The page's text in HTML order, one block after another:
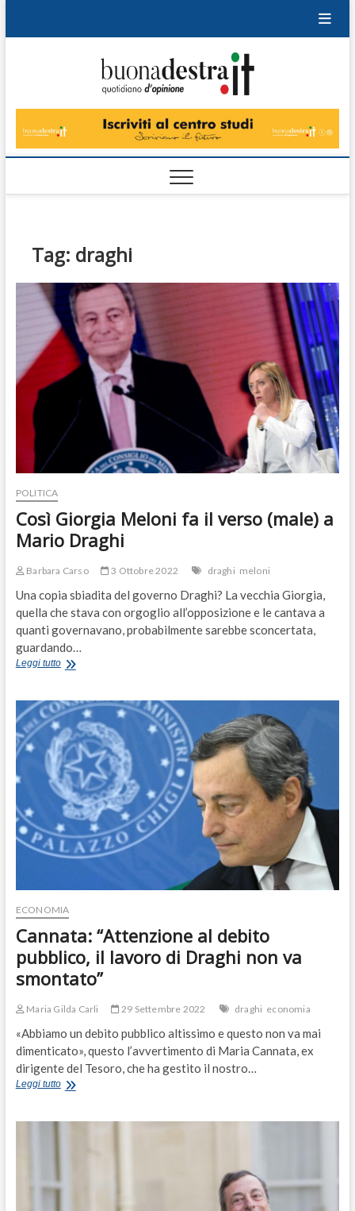
Tag: draghi
POLITICA
Così Giorgia Meloni fa il verso (male) a
Mario Draghi
Barbara Carso 3 Ottobre 2022 draghi meloni
Una copia sbiadita del governo Draghi? La vecchia Giorgia,
quella che stava con orgoglio all’opposizione e le cantava a
quanti governavano, probabilmente sarebbe sconcertata,
guardando…
Leggi tuttoCosì
fa
il
verso
(male)
a
Mario
Draghi
ECONOMIA
Cannata: “Attenzione al debito
pubblico, il lavoro di Draghi non va
smontato”
Maria Gilda Carli 29 Settembre 2022 draghi economia
«Abbiamo un debito pubblico altissimo e questo non va mai
dimenticato», questo l’avvertimento di Maria Cannata, ex
dirigente del Tesoro, che ha gestito il nostro…
Leggi tuttoCannata:
di